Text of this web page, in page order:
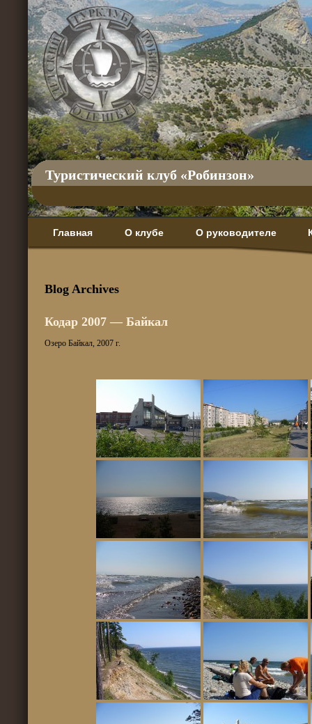
Туристический клуб «Робинзон»
Главная О клубе О руководителе
Blog Archives
Кодар 2007 — Байкал
Озеро Байкал, 2007 г.